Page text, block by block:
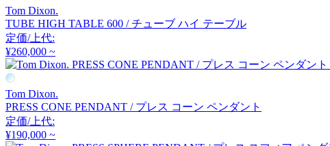
アズマヤ
B-LINE
B.C. SAN MICHELE
Tom Dixon.
TUBE HIGH TABLE 600 / チューブ ハイ テーブル
定価/上代:
¥260,000 ~
Tom Dixon.
PRESS CONE PENDANT / プレス コーン ペンダント
定価/上代:
¥190,000 ~